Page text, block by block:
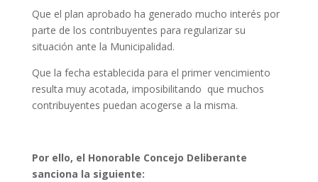
Que el plan aprobado ha generado mucho interés por
parte de los contribuyentes para regularizar su
situación ante la Municipalidad.
Que la fecha establecida para el primer vencimiento
resulta muy acotada, imposibilitando que muchos
contribuyentes puedan acogerse a la misma.
Por ello, el Honorable Concejo Deliberante
sanciona la siguiente: